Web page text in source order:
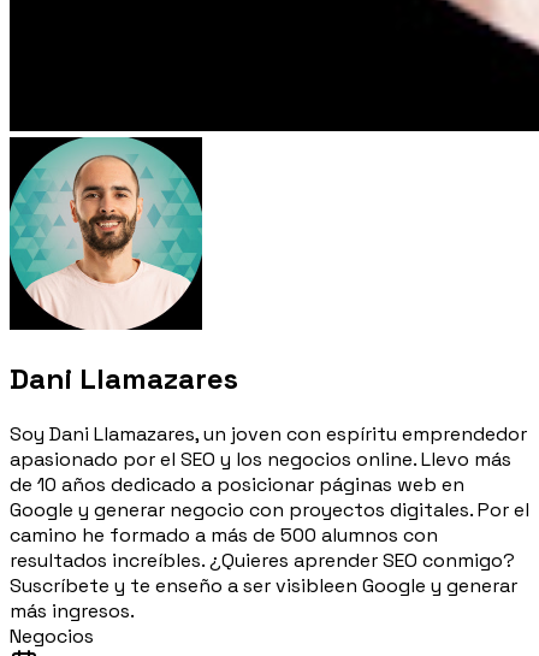
Dani Llamazares
Soy Dani Llamazares, un joven con espíritu emprendedor
apasionado por el SEO y los negocios online. Llevo más
de 10 años dedicado a posicionar páginas web en
Google y generar negocio con proyectos digitales. Por el
camino he formado a más de 500 alumnos con
resultados increíbles. ¿Quieres aprender SEO conmigo?
Suscríbete y te enseño a ser visibleen Google y generar
más ingresos.
Negocios